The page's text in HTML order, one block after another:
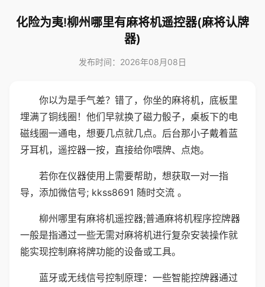
化险为夷!柳州哪里有麻将机遥控器(麻将认牌
器)
发布时间：2026年08月08日
你以为是手气差？错了，你坐的麻将机，底板里
埋满了铜线圈！他们早就换了磁力骰子，桌板下的电
磁线圈一通电，想要几点就几点。后台那小子戴着蓝
牙耳机，遥控器一按，直接给你喂牌、点炮。
若你在仪器使用上需要帮助，想获取一对一指
导，添加微信号; kkss8691 随时交流 。
柳州哪里有麻将机遥控器;普通麻将机程序控牌器
一般是指通过一些无需对麻将机进行复杂安装操作就
能实现控制麻将牌功能的设备或工具。
蓝牙或无线信号控制原理：一些智能控牌器通过